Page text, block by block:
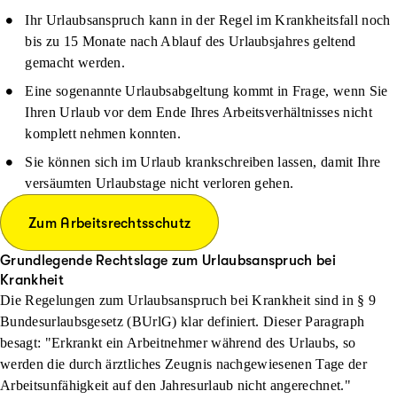
Ihr Urlaubsanspruch kann in der Regel im Krankheitsfall noch
bis zu 15 Monate nach Ablauf des Urlaubsjahres geltend
gemacht werden.
Eine sogenannte Urlaubsabgeltung kommt in Frage, wenn Sie
Ihren Urlaub vor dem Ende Ihres Arbeitsverhältnisses nicht
komplett nehmen konnten.
Sie können sich im Urlaub krankschreiben lassen, damit Ihre
versäumten Urlaubstage nicht verloren gehen.
Zum Arbeitsrechtsschutz
Grundlegende Rechtslage zum Urlaubsanspruch bei
Krankheit
Die Regelungen zum Urlaubsanspruch bei Krankheit sind in § 9
Bundesurlaubsgesetz (BUrlG) klar definiert. Dieser Paragraph
besagt: "Erkrankt ein Arbeitnehmer während des Urlaubs, so
werden die durch ärztliches Zeugnis nachgewiesenen Tage der
Arbeitsunfähigkeit auf den Jahresurlaub nicht angerechnet."